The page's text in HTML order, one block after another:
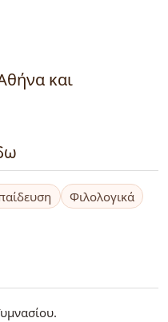
και
Φιλολογικά